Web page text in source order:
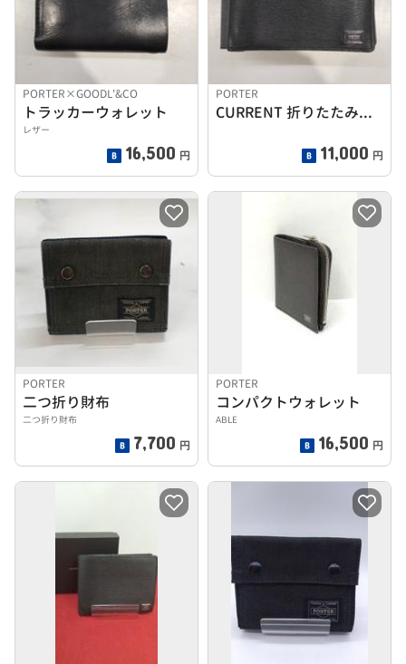
PORTER×GOODL'&CO
トラッカーウォレット
レザー
16,500 円
PORTER
CURRENT 折りたたみ財布
11,000 円
PORTER
二つ折り財布
二つ折り財布
7,700 円
PORTER
コンパクトウォレット
ABLE
16,500 円